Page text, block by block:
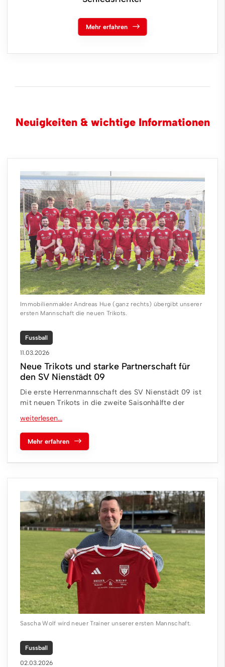
Mehr erfahren
Neuigkeiten & wichtige Informationen
Immobilienmakler Andreas Hue (ganz rechts) übergibt unserer
ersten Mannschaft die neuen Trikots.
Fussball
11.03.2026
Neue Trikots und starke Partnerschaft für
den SV Nienstädt 09
Die erste Herrenmannschaft des SV Nienstädt 09 ist
mit neuen Trikots in die zweite Saisonhälfte der
Mehr erfahren
Sascha Wolf wird neuer Trainer unserer ersten Mannschaft.
Fussball
02.03.2026